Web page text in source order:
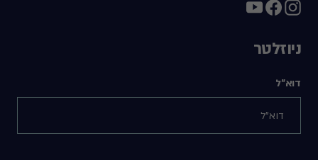
ניוזלטר
דוא"ל